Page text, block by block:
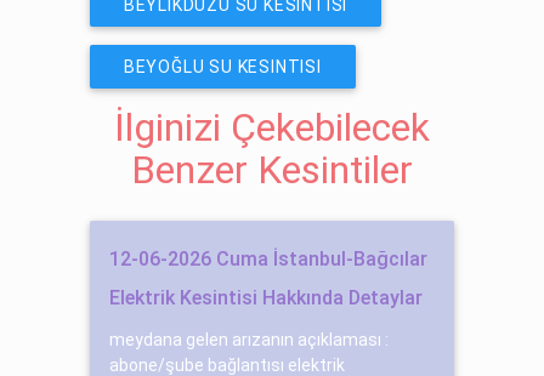
BEYLIKDÜZÜ SU KESINTISI
BEYOĞLU SU KESINTISI
İlginizi Çekebilecek
Benzer Kesintiler
12-06-2026 Cuma İstanbul-Bağcılar
Elektrik Kesintisi Hakkında Detaylar
meydana gelen arızanın açıklaması :
abone/şube bağlantısı elektrik